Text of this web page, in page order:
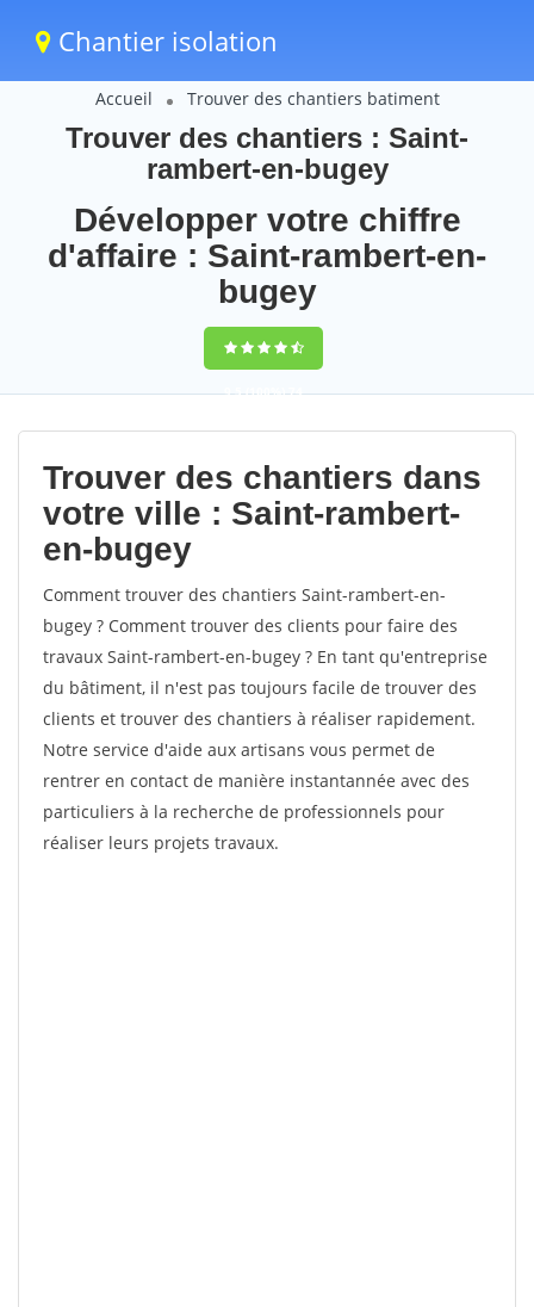
Chantier isolation
Accueil Trouver des chantiers batiment
Trouver des chantiers : Saint-
rambert-en-bugey
Développer votre chiffre
d'affaire : Saint-rambert-en-
bugey
9,5(100%)74
votes
Trouver des chantiers dans
votre ville : Saint-rambert-
en-bugey
Comment trouver des chantiers Saint-rambert-en-
bugey ? Comment trouver des clients pour faire des
travaux Saint-rambert-en-bugey ? En tant qu'entreprise
du bâtiment, il n'est pas toujours facile de trouver des
clients et trouver des chantiers à réaliser rapidement.
Notre service d'aide aux artisans vous permet de
rentrer en contact de manière instantannée avec des
particuliers à la recherche de professionnels pour
réaliser leurs projets travaux.